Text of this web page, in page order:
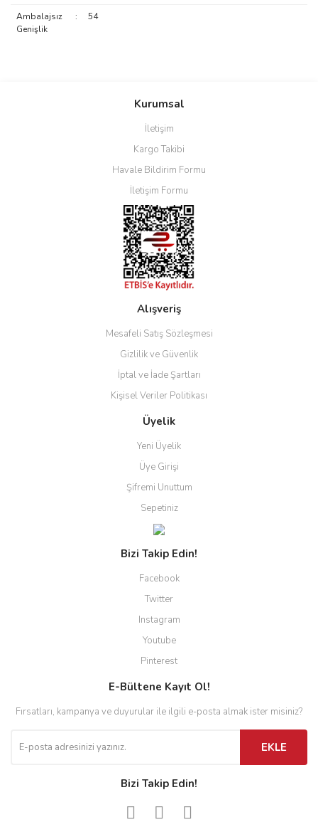
Ambalajsız
Genişlik
: 54
Bu ürüne ilk yorumu siz yapın!
Ürün resmi kalitesiz, bozuk veya görüntülenemiyor.
Ürün açıklamasında eksik bilgiler bulunuyor.
Ürün bilgilerinde hatalar bulunuyor.
Ürün fiyatı diğer sitelerden daha pahalı.
Bu ürüne benzer farklı alternatifler olmalı.
Gönder
Kurumsal
İletişim
Kargo Takibi
Havale Bildirim Formu
İletişim Formu
Alışveriş
Mesafeli Satış Sözleşmesi
Gizlilik ve Güvenlik
İptal ve İade Şartları
Kişisel Veriler Politikası
Üyelik
Yeni Üyelik
Üye Girişi
Şifremi Unuttum
Sepetiniz
Bizi Takip Edin!
Facebook
Twitter
Instagram
Youtube
Pinterest
E-Bültene Kayıt Ol!
Fırsatları, kampanya ve duyurular ile ilgili e-posta almak ister misiniz?
EKLE
Bizi Takip Edin!